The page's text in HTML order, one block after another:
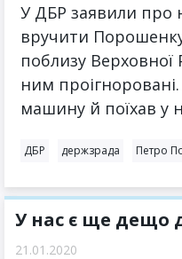
У ДБР заявили про
вручити
поблизу Верховної
ним
машину й поїхав у
ДБР держзрада Петро
У нас є ще дещо
21.01.2020